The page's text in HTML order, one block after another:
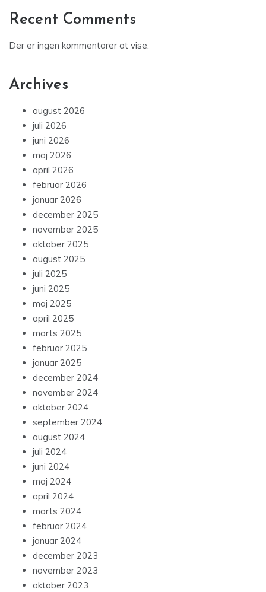
Recent Comments
Der er ingen kommentarer at vise.
Archives
august 2026
juli 2026
juni 2026
maj 2026
april 2026
februar 2026
januar 2026
december 2025
november 2025
oktober 2025
august 2025
juli 2025
juni 2025
maj 2025
april 2025
marts 2025
februar 2025
januar 2025
december 2024
november 2024
oktober 2024
september 2024
august 2024
juli 2024
juni 2024
maj 2024
april 2024
marts 2024
februar 2024
januar 2024
december 2023
november 2023
oktober 2023